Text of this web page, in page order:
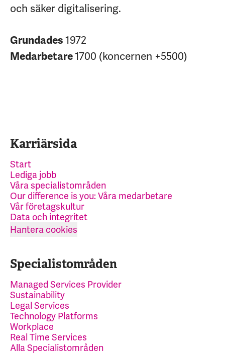
och säker digitalisering.
Grundades1972
Medarbetare1700 (koncernen +5500)
Karriärsida
Start
Lediga jobb
Våra specialistområden
Our difference is you: Våra medarbetare
Vår företagskultur
Data och integritet
Hantera cookies
Specialistområden
Managed Services Provider
Sustainability
Legal Services
Technology Platforms
Workplace
Real Time Services
Alla Specialistområden